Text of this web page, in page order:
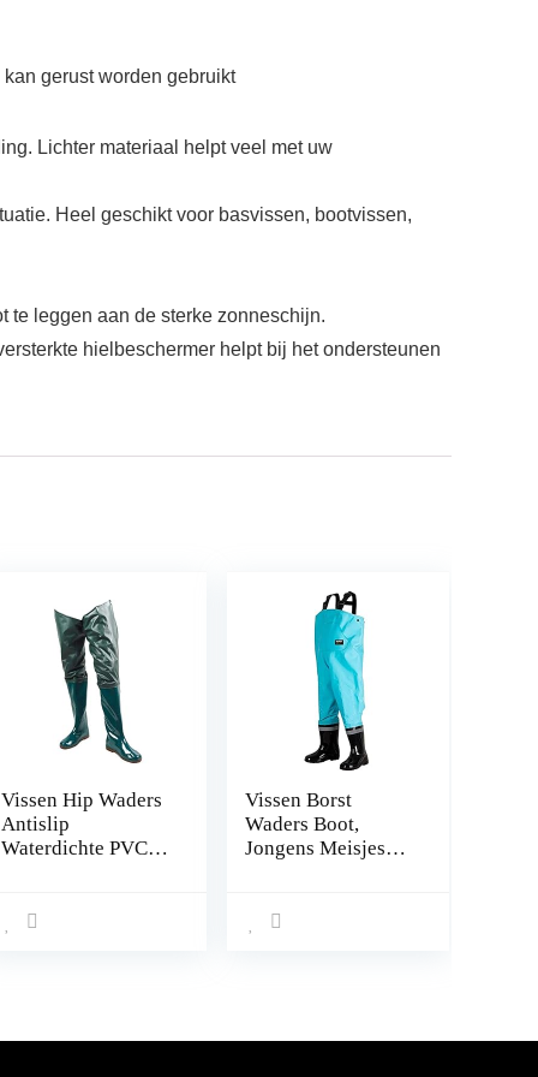
gerust worden gebruikt
Lichter materiaal helpt veel met uw
Heel geschikt voor basvissen, bootvissen,
te leggen aan de sterke zonneschijn.
hielbeschermer helpt bij het ondersteunen
Vissen Hip Waders
Antislip
Waterdichte PVC
Ademend Hip
Vissen Borst
Waders Boot,
Jongens Meisjes
Jagen (Color : E,